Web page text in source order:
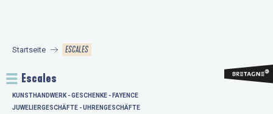
principal
Startseite ESCALES
Escales
KUNSTHANDWERK - GESCHENKE - FAYENCE
JUWELIERGESCHÄFTE - UHRENGESCHÄFTE